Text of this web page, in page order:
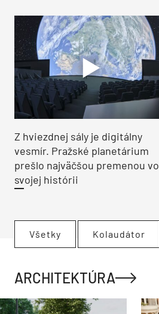
Z hviezdnej sály je digitálny
vesmír. Pražské planetárium
prešlo najväčšou premenou vo
svojej histórii
Všetky Kolaudátor
ARCHITEKTÚRA